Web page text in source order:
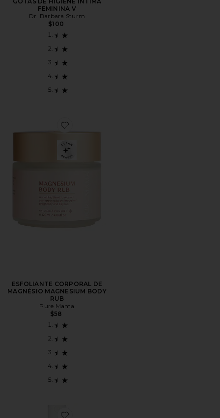
FEMININA V
Dr. Barbara Sturm
$100
Favorite ESFOLIANTE CORPORAL DE MAGNÉSIO
ESFOLIANTE CORPORAL DE
MAGNÉSIO MAGNESIUM BODY
RUB
Pure Mama
$58